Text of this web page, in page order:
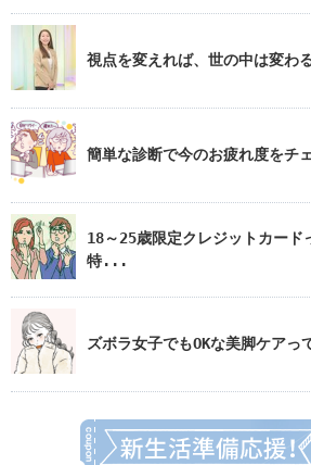
視点を変えれば、世の中は変
簡単な診断で今のお疲れ度をチ
18～25歳限定クレジットカード
特...
ズボラ女子でもOKな美脚ケアっ